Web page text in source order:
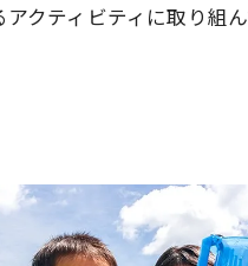
クティビティに取り組